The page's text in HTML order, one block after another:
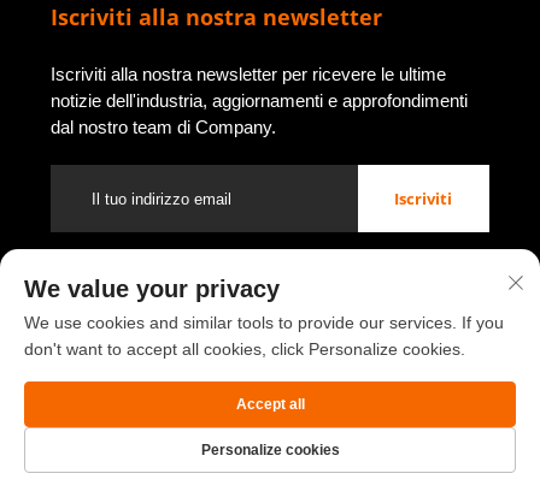
Iscriviti alla nostra newsletter
Iscriviti alla nostra newsletter per ricevere le ultime
notizie dell'industria, aggiornamenti e approfondimenti
dal nostro team di Company.
Iscriviti
Copyright © 2026 di Luoyang Youbao Office Furniture Co., Ltd.
Informativa sulla privacy
Homepage Prodotto Circa CONTATTO
We value your privacy
We use cookies and similar tools to provide our services. If you
don't want to accept all cookies, click Personalize cookies.
Personalize cookies
Accept all